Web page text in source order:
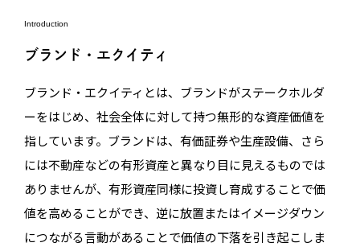
Introduction
ブランド・エクイティ
ブランド・エクイティとは、ブランドがステークホルダ
ーをはじめ、社会全体に対して持つ無形的な資産価値を
指しています。ブランドは、有価証券や生産設備、さら
には不動産などの有形資産と異なり目に見えるものでは
ありませんが、有形資産同様に投資し育成することで価
値を高めることができ、逆に放置またはイメージダウン
につながる言動があることで価値の下落を引き起こしま